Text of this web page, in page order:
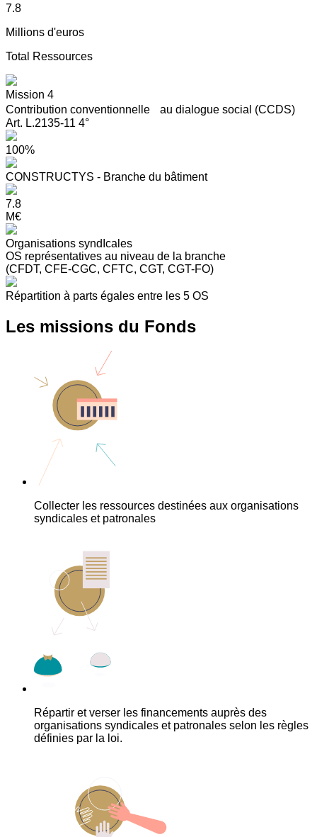
7.8
Millions d'euros
Total Ressources
Mission 4
Contribution conventionnelle au dialogue social (CCDS)
Art. L.2135-11 4°
100%
CONSTRUCTYS - Branche du bâtiment
7.8
M€
Organisations syndIcales
OS représentatives au niveau de la branche
(CFDT, CFE-CGC, CFTC, CGT, CGT-FO)
Répartition à parts égales entre les 5 OS
Les missions du Fonds
Collecter les ressources destinées aux organisations
syndicales et patronales
Répartir et verser les financements auprès des
organisations syndicales et patronales selon les règles
définies par la loi.